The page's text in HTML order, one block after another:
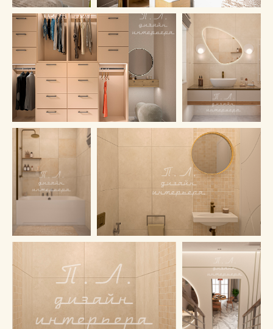
Студия дизайна интерьера
Павла Лаврентьева
Адрес:
График работы: с 10:00 до 18:00,
понедельник–пятница, воскресенье.
Суббота — выходной.
ИНН 780625317481
ОГРНИП 324784700014710
admin@okdesignspb.ru
Мы в социальных сетях: